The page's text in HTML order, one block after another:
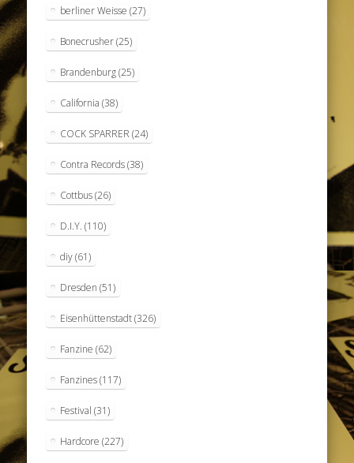
berliner Weisse (27)
Bonecrusher(25)
Brandenburg(25)
California (38)
COCK SPARRER (24)
Contra Records(38)
Cottbus(26)
D.I.Y. (110)
diy(61)
Dresden (51)
Eisenhüttenstadt(326)
Fanzine (62)
Fanzines(117)
Festival (31)
Hardcore (227)